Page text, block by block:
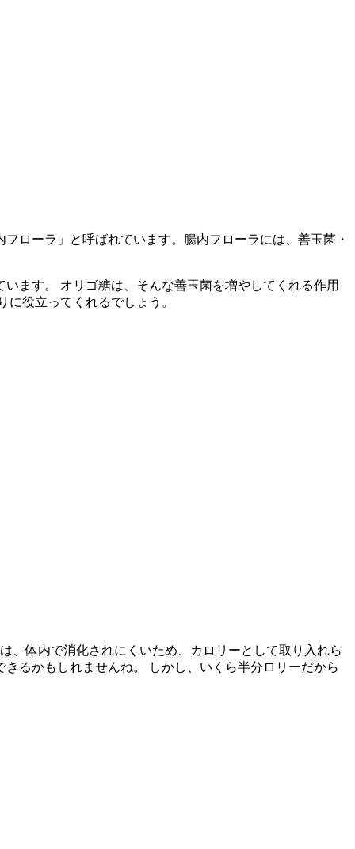
ローラ」と呼ばれています。腸内フローラには、善玉菌・
ます。 オリゴ糖は、そんな善玉菌を増やしてくれる作用
役立ってくれるでしょう。
、体内で消化されにくいため、カロリーとして取り入れら
るかもしれませんね。 しかし、いくら半分ロリーだから